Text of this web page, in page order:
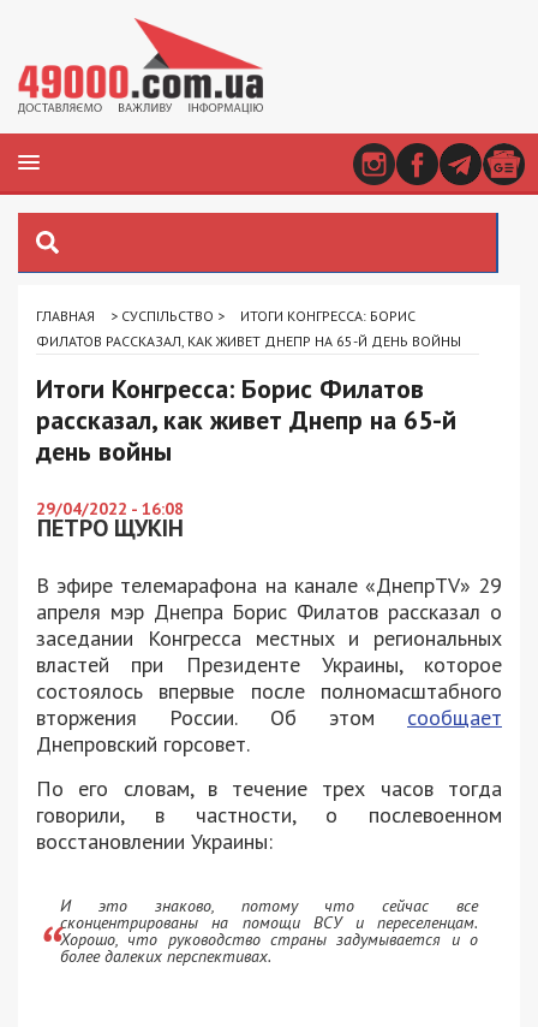
ГЛАВНАЯ > СУСПІЛЬСТВО >
ИТОГИ КОНГРЕССА: БОРИС
ФИЛАТОВ РАССКАЗАЛ, КАК ЖИВЕТ ДНЕПР НА 65-Й ДЕНЬ ВОЙНЫ
Итоги Конгресса: Борис Филатов
рассказал, как живет Днепр на 65-й
день войны
29/04/2022 - 16:08
ПЕТРО ЩУКІН
В эфире телемарафона на канале «ДнепрTV» 29
апреля мэр Днепра Борис Филатов рассказал о
заседании Конгресса местных и региональных
властей при Президенте Украины, которое
состоялось впервые после полномасштабного
вторжения России. Об этом сообщает
Днепровский горсовет.
По его словам, в течение трех часов тогда
говорили, в частности, о послевоенном
восстановлении Украины:
И это знаково, потому что сейчас все
сконцентрированы на помощи ВСУ и переселенцам.
Хорошо, что руководство страны задумывается и о
более далеких перспективах.